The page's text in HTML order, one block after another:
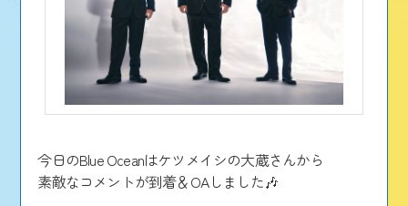
今日のBlue Oceanはケツメイシの大蔵さんから
素敵なコメントが到着＆OAしました🎶